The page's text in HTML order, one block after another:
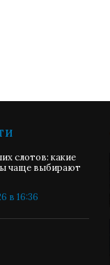
слотов: какие
чаще выбирают
в 16:36